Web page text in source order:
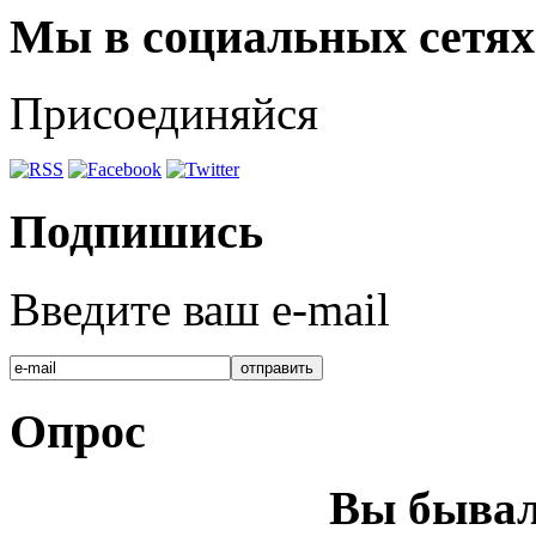
Мы в социальных сетях
Присоединяйся
Подпишись
Введите ваш e-mail
Опрос
Вы